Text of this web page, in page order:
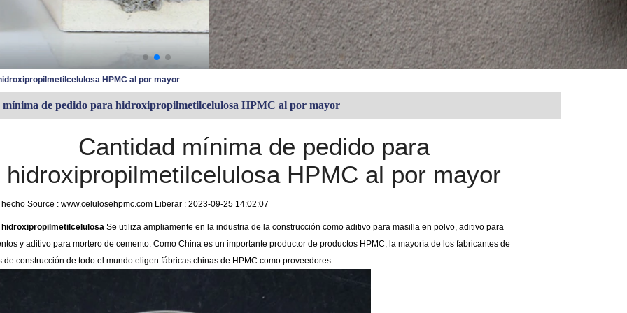
HPMC al por mayor
de pedido para hidroxipropilmetilcelulosa HPMC al por mayor
Cantidad mínima de pedido para
hidroxipropilmetilcelulosa HPMC al por mayor
Source : www.celulosehpmc.com Liberar : 2023-09-25 14:02:07
hidroxipropilmetilcelulosaSe utiliza ampliamente en la industria de la construcción como aditivo para masilla en polvo, aditivo para
y aditivo para mortero de cemento. Como China es un importante productor de productos HPMC, la mayoría de los fabricantes de
de construcción de todo el mundo eligen fábricas chinas de HPMC como proveedores.